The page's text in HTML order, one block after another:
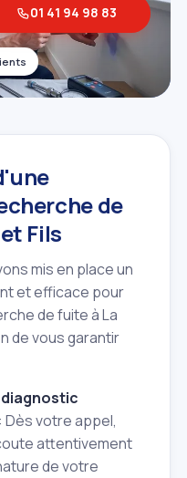
01 41 94 98 83
de
Fils
mis en place un
et efficace pour
de fuite à La
de vous garantir
: Dès votre appel,
attentivement
de votre